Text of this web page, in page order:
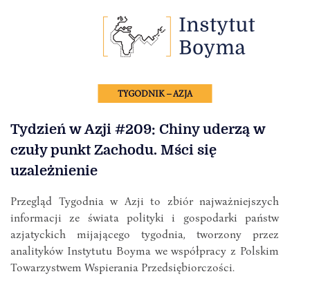
TYGODNIK – AZJA
Tydzień w Azji #209: Chiny uderzą w
czuły punkt Zachodu. Mści się
uzależnienie
Przegląd Tygodnia w Azji to zbiór najważniejszych
informacji ze świata polityki i gospodarki państw
azjatyckich mijającego tygodnia, tworzony przez
analityków Instytutu Boyma we współpracy z Polskim
Towarzystwem Wspierania Przedsiębiorczości.